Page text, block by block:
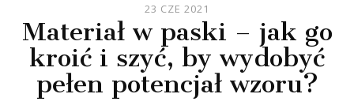
23 CZE 2021
Materiał w paski – jak go
kroić i szyć, by wydobyć
pełen potencjał wzoru?